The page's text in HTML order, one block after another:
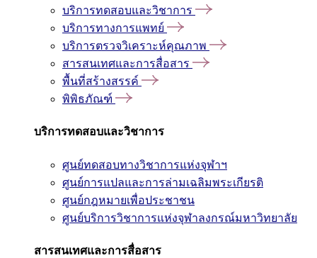
บริการทดสอบและวิชาการ
บริการทางการแพทย์
บริการตรวจวิเคราะห์คุณภาพ
สารสนเทศและการสื่อสาร
พื้นที่สร้างสรรค์
พิพิธภัณฑ์
บริการทดสอบและวิชาการ
ศูนย์ทดสอบทางวิชาการแห่งจุฬาฯ
ศูนย์การแปลและการล่ามเฉลิมพระเกียรติ
ศูนย์กฎหมายเพื่อประชาชน
ศูนย์บริการวิชาการแห่งจุฬาลงกรณ์มหาวิทยาลัย
สารสนเทศและการสื่อสาร